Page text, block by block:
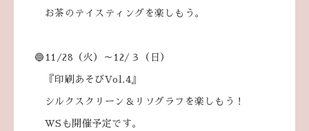
お茶のテイスティングを楽しもう。
🔵11/28（火）～12/３（日）
『印刷あそびVol.4』
シルクスクリーン＆リソグラフを楽しもう！
WSも開催予定です。